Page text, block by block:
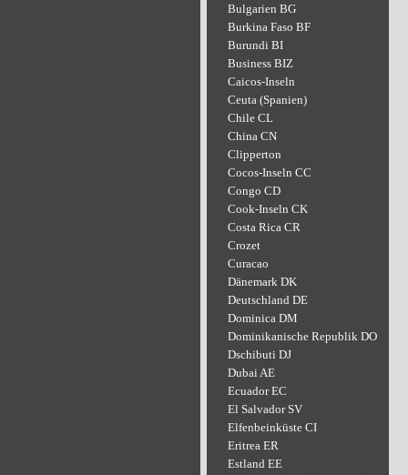
Bulgarien BG
Burkina Faso BF
Burundi BI
Business BIZ
Caicos-Inseln
Ceuta (Spanien)
Chile CL
China CN
Clipperton
Cocos-Inseln CC
Congo CD
Cook-Inseln CK
Costa Rica CR
Crozet
Curacao
Dänemark DK
Deutschland DE
Dominica DM
Dominikanische Republik DO
Dschibuti DJ
Dubai AE
Ecuador EC
El Salvador SV
Elfenbeinküste CI
Eritrea ER
Estland EE